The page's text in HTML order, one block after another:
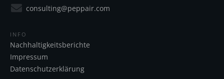
consulting@peppair.com
INFO
Nachhaltigkeitsberichte
Impressum
Datenschutzerklärung